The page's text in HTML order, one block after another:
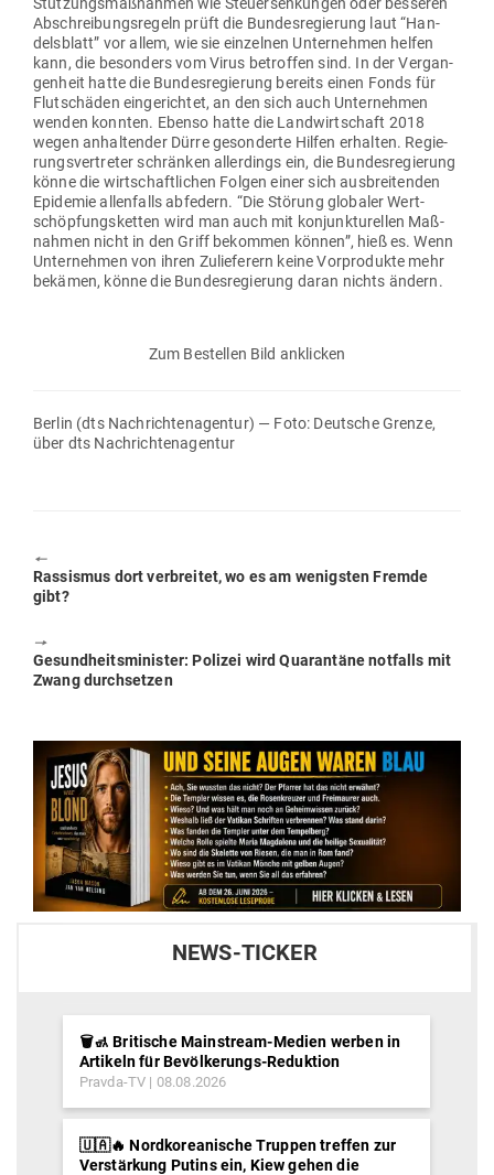
Abschrei­bungs­regeln prüft die Bun­des­re­gierung laut “Han­
dels­blatt” vor allem, wie sie ein­zelnen Unter­nehmen helfen
kann, die besonders vom Virus betroffen sind. In der Ver­gan­
genheit hatte die Bun­des­re­gierung bereits einen Fonds für
Flut­schäden ein­ge­richtet, an den sich auch Unter­nehmen
wenden konnten. Ebenso hatte die Land­wirt­schaft 2018
wegen anhal­tender Dürre geson­derte Hilfen erhalten. Regie­
rungs­ver­treter schränken aller­dings ein, die Bun­des­re­gierung
könne die wirt­schaft­lichen Folgen einer sich aus­brei­tenden
Epi­demie allen­falls abfedern. “Die Störung glo­baler Wert­
schöp­fungs­ketten wird man auch mit kon­junk­tu­rellen Maß­
nahmen nicht in den Griff bekommen können”, hieß es. Wenn
Unter­nehmen von ihren Zulie­ferern keine Vor­pro­dukte mehr
bekämen, könne die Bun­des­re­gierung daran nichts ändern.
Zum Bestellen Bild anklicken
Berlin (dts Nach­rich­ten­agentur) — Foto: Deutsche Grenze,
über dts Nachrichtenagentur
🠔
Previous
post:
Ras­sismus dort ver­breitet, wo es am wenigsten Fremde
gibt?
🠖
Next
post:
Gesund­heits­mi­nister: Polizei wird Qua­rantäne not­falls mit
Zwang durchsetzen
NEWS-TICKER
🗑️🚮 Britische Mainstream-Medien werben in
Artikeln für Bevölkerungs-Reduktion
Pravda-TV 08.08.2026
🇺🇦🔥 Nordkoreanische Truppen treffen zur
Verstärkung Putins ein, Kiew gehen die